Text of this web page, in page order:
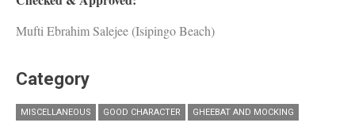
Mufti Ebrahim Salejee (Isipingo Beach)
Category
MISCELLANEOUS GOOD CHARACTER GHEEBAT AND MOCKING